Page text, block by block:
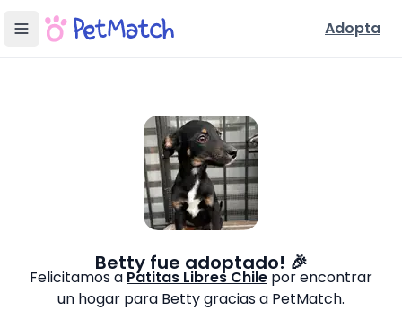
Adopta
Bettyfue adoptado! 🎉
Felicitamos a Patitas Libres Chile por encontrar
un hogar para Bettygracias a PetMatch.